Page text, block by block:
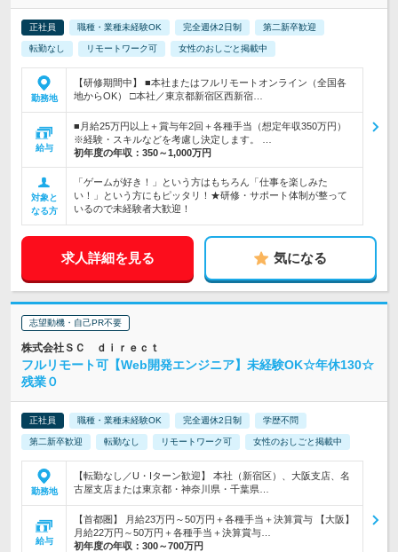
正社員 職種・業種未経験OK 完全週休2日制 第二新卒歓迎
転勤なし リモートワーク可 女性のおしごと掲載中
勤務地
【研修期間中】 ■本社またはフルリモートオンライン（全国各
地からOK） □本社／東京都新宿区西新宿…
給与
■月給25万円以上＋賞与年2回＋各種手当（想定年収350万円）
※経験・スキルなどを考慮し決定します。 …
初年度の年収： 350～1,000万円
対象と
なる方
「ゲームが好き！」という方はもちろん「仕事を楽しみた
い！」という方にもピッタリ！★研修・サポート体制が整って
いるので未経験者大歓迎！
求人詳細を見る 気になる
志望動機・自己PR不要
株式会社ＳＣ ｄｉｒｅｃｔ
フルリモート可【Web開発エンジニア】未経験OK☆年休130☆
残業０
正社員 職種・業種未経験OK 完全週休2日制 学歴不問
第二新卒歓迎 転勤なし リモートワーク可 女性のおしごと掲載中
勤務地
【転勤なし／U・Iターン歓迎】 本社（新宿区）、大阪支店、名
古屋支店または東京都・神奈川県・千葉県…
給与
【首都圏】 月給23万円～50万円＋各種手当＋決算賞与 【大阪】
月給22万円～50万円＋各種手当＋決算賞与…
初年度の年収： 300～700万円